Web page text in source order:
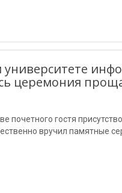
церемония
почетного гостя
вручил памятные